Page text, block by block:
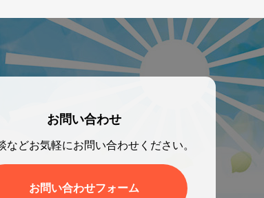
お問い合わせ
などお気軽にお問い合わせください。
お問い合わせフォーム